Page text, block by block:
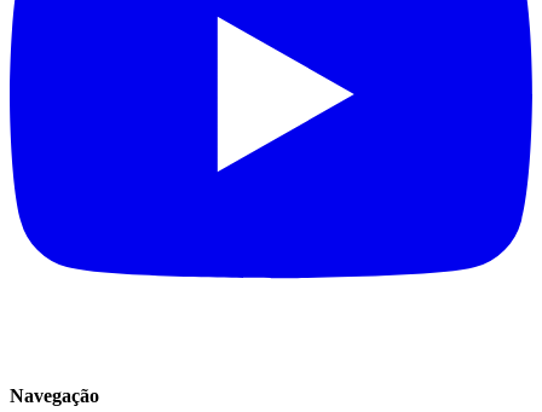
Navegação